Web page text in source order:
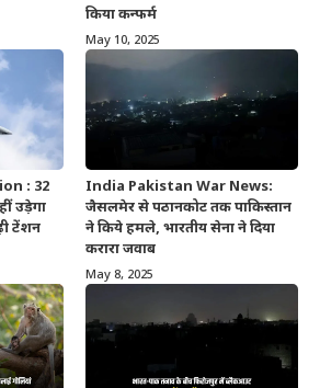
किया कन्फर्म
May 10, 2025
: 32
उड़ेगा
टेंशन
India Pakistan War News:
जैसलमेर से पठानकोट तक पाकिस्तान
ने किये हमले, भारतीय सेना ने दिया
करारा जवाब
May 8, 2025